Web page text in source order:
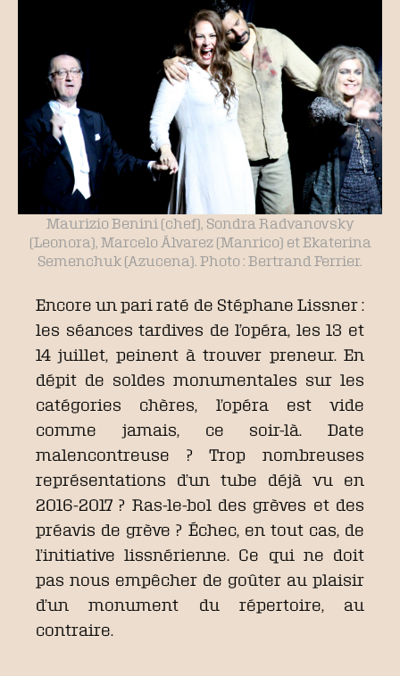
Maurizio Benini (chef), Sondra Radvanovsky
(Leonora), Marcelo Álvarez (Manrico) et Ekaterina
Semenchuk (Azucena). Photo : Bertrand Ferrier.
Encore un pari raté de Stéphane Lissner :
les séances tardives de l’opéra, les 13 et
14 juillet, peinent à trouver preneur. En
dépit de soldes monumentales sur les
catégories chères, l’opéra est vide
comme jamais, ce soir-là. Date
malencontreuse ? Trop nombreuses
représentations d’un tube déjà vu en
2016-2017 ? Ras-le-bol des grèves et des
préavis de grève ? Échec, en tout cas, de
l’initiative lissnérienne. Ce qui ne doit
pas nous empêcher de goûter au plaisir
d’un monument du répertoire, au
contraire.